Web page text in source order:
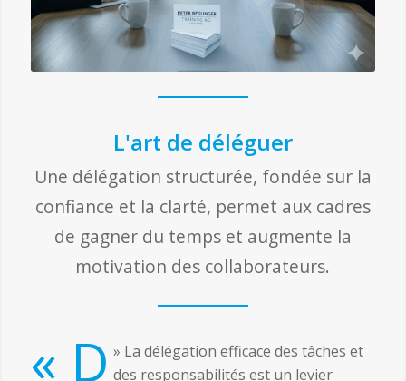
L'art de déléguer
Une délégation structurée, fondée sur la
confiance et la clarté, permet aux cadres
de gagner du temps et augmente la
motivation des collaborateurs.
« D » La délégation efficace des tâches et
des responsabilités est un levier